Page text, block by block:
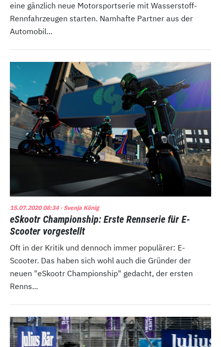
eine gänzlich neue Motorsportserie mit Wasserstoff-
Rennfahrzeugen starten. Namhafte Partner aus der
Automobil...
15.07.2020 08:34· Svenja König
eSkootr Championship: Erste Rennserie für E-
Scooter vorgestellt
Oft in der Kritik und dennoch immer populärer: E-
Scooter. Das haben sich wohl auch die Gründer der
neuen "eSkootr Championship" gedacht, der ersten
Renns...